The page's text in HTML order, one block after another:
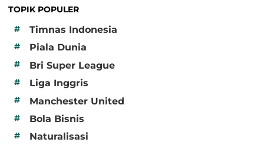
TOPIK POPULER
#
Timnas Indonesia
# Piala Dunia
# Bri Super League
# Liga Inggris
# Manchester United
# Bola Bisnis
# Naturalisasi